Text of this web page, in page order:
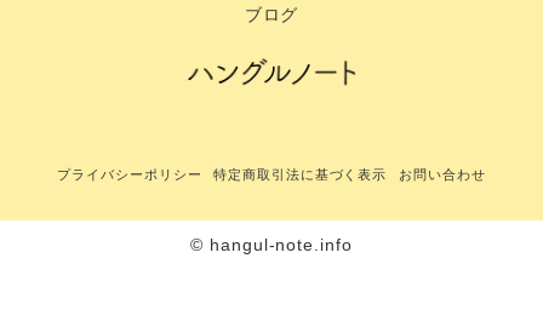
ブログ
プライバシーポリシー 特定商取引法に基づく表示 お問い合わせ
© hangul-note.info